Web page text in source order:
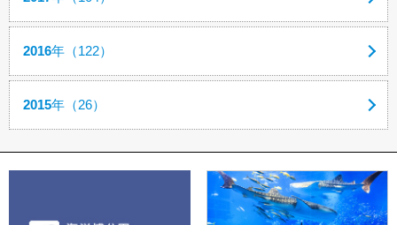
2016年（122）
2015年（26）